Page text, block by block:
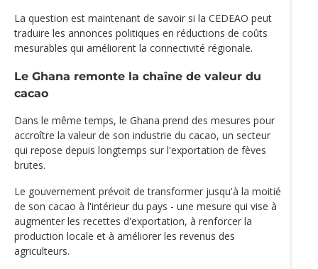
La question est maintenant de savoir si la CEDEAO peut
traduire les annonces politiques en réductions de coûts
mesurables qui améliorent la connectivité régionale.
Le Ghana remonte la chaîne de valeur du
cacao
Dans le même temps, le Ghana prend des mesures pour
accroître la valeur de son industrie du cacao, un secteur
qui repose depuis longtemps sur l'exportation de fèves
brutes.
Le gouvernement prévoit de transformer jusqu'à la moitié
de son cacao à l'intérieur du pays - une mesure qui vise à
augmenter les recettes d'exportation, à renforcer la
production locale et à améliorer les revenus des
agriculteurs.